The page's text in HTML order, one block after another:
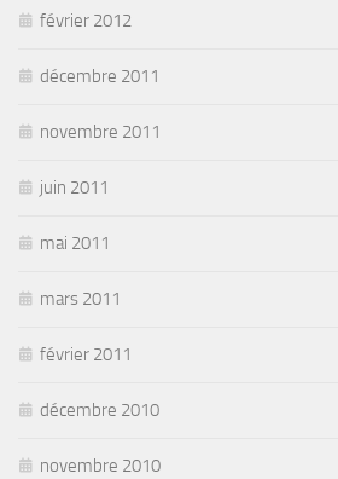
février 2012
décembre 2011
novembre 2011
juin 2011
mai 2011
mars 2011
février 2011
décembre 2010
novembre 2010